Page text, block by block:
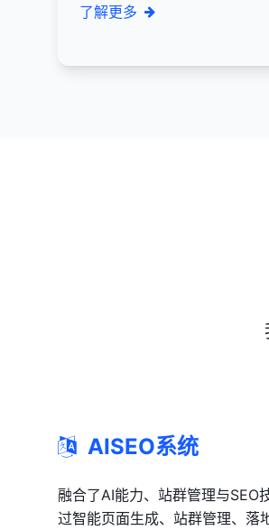
了解更多
AISEO系统
融合了AI能力、站群管理与SEO
过智能页面生成、站群管理、落